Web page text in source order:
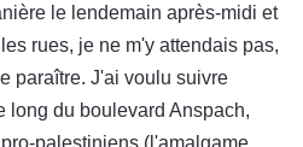
le lendemain après-midi et
rues, je ne m'y attendais pas,
paraître. J'ai voulu suivre
long du boulevard Anspach,
palestiniens (l'amalgame